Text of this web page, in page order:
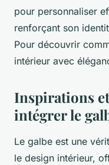
pour personnaliser
renforçant son
Pour découvrir
intérieur avec
Inspirations
intégrer le
Le galbe est une
le design intérieur,